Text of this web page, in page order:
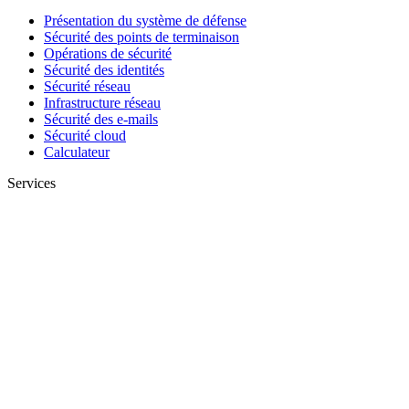
Présentation du système de défense
Sécurité des points de terminaison
Opérations de sécurité
Sécurité des identités
Sécurité réseau
Infrastructure réseau
Sécurité des e-mails
Sécurité cloud
Calculateur
Services